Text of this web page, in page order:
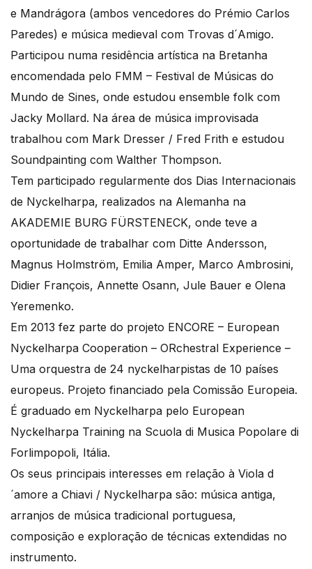
e Mandrágora (ambos vencedores do Prémio Carlos
Paredes) e música medieval com Trovas d´Amigo.
Participou numa residência artística na Bretanha
encomendada pelo FMM – Festival de Músicas do
Mundo de Sines, onde estudou ensemble folk com
Jacky Mollard. Na área de música improvisada
trabalhou com Mark Dresser / Fred Frith e estudou
Soundpainting com Walther Thompson.
Tem participado regularmente dos Dias Internacionais
de Nyckelharpa, realizados na Alemanha na
AKADEMIE BURG FÜRSTENECK, onde teve a
oportunidade de trabalhar com Ditte Andersson,
Magnus Holmström, Emilia Amper, Marco Ambrosini,
Didier François, Annette Osann, Jule Bauer e Olena
Yeremenko.
Em 2013 fez parte do projeto ENCORE – European
Nyckelharpa Cooperation – ORchestral Experience –
Uma orquestra de 24 nyckelharpistas de 10 países
europeus. Projeto financiado pela Comissão Europeia.
É graduado em Nyckelharpa pelo European
Nyckelharpa Training na Scuola di Musica Popolare di
Forlimpopoli, Itália.
Os seus principais interesses em relação à Viola d
´amore a Chiavi / Nyckelharpa são: música antiga,
arranjos de música tradicional portuguesa,
composição e exploração de técnicas extendidas no
instrumento.